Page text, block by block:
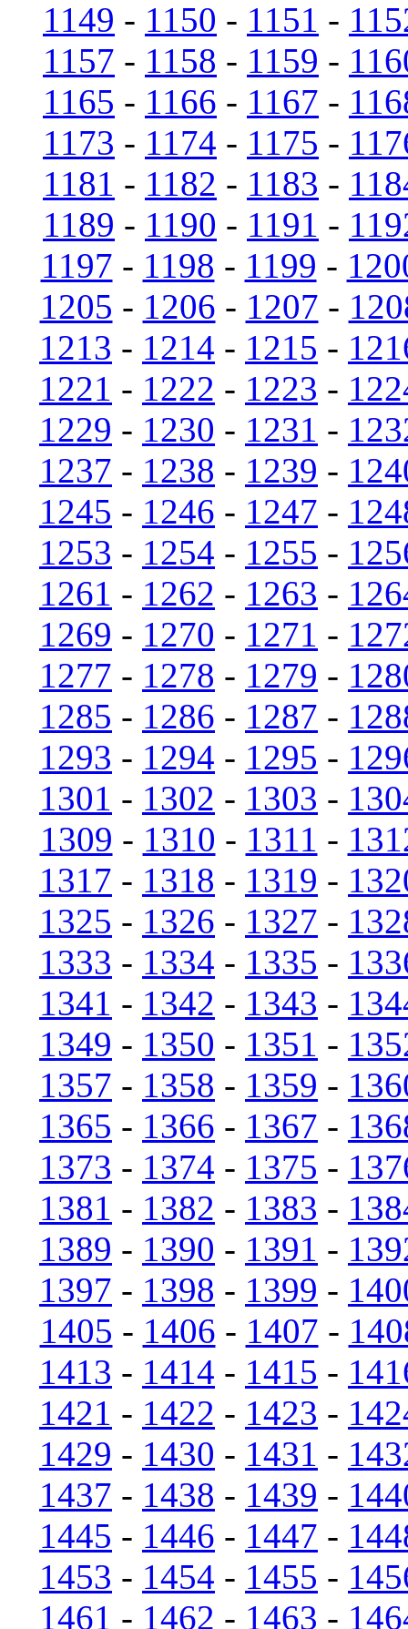
1149 - 1150 - 1151 -
1157 - 1158 - 1159 -
1165 - 1166 - 1167 -
1173 - 1174 - 1175 -
1181 - 1182 - 1183 -
1189 - 1190 - 1191 -
1197 - 1198 - 1199 -
1205 - 1206 - 1207 -
1213 - 1214 - 1215 -
1221 - 1222 - 1223 -
1229 - 1230 - 1231 -
1237 - 1238 - 1239 -
1245 - 1246 - 1247 -
1253 - 1254 - 1255 -
1261 - 1262 - 1263 -
1269 - 1270 - 1271 -
1277 - 1278 - 1279 -
1285 - 1286 - 1287 -
1293 - 1294 - 1295 -
1301 - 1302 - 1303 -
1309 - 1310 - 1311 -
1317 - 1318 - 1319 -
1325 - 1326 - 1327 -
1333 - 1334 - 1335 -
1341 - 1342 - 1343 -
1349 - 1350 - 1351 -
1357 - 1358 - 1359 -
1365 - 1366 - 1367 -
1373 - 1374 - 1375 -
1381 - 1382 - 1383 -
1389 - 1390 - 1391 -
1397 - 1398 - 1399 -
1405 - 1406 - 1407 -
1413 - 1414 - 1415 -
1421 - 1422 - 1423 -
1429 - 1430 - 1431 -
1437 - 1438 - 1439 -
1445 - 1446 - 1447 -
1453 - 1454 - 1455 -
1461 - 1462 - 1463 -